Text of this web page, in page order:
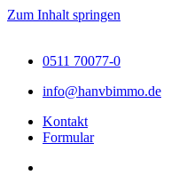
Zum Inhalt springen
0511 70077-0
info@hanvbimmo.de
Kontakt
Formular